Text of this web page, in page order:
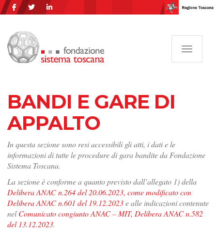
BANDI E GARE DI
APPALTO
In questa sezione sono resi accessibili gli atti, i dati e le
informazioni di tutte le procedure di gara bandite da Fondazione
Sistema Toscana.
La sezione è conforme a quanto previsto dall’allegato 1) della
Delibera ANAC n.264 del 20.06.2023, come modificato con
Delibera ANAC n.601 del 19.12.2023e alle indicazioni contenute
nelComunicato congiunto ANAC – MIT, Delibera ANAC n.582
del 13.12.2023.